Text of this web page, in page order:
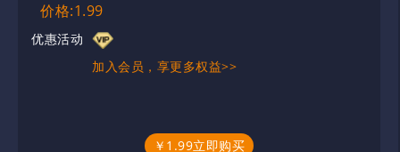
价格:1.99
优惠活动
加入会员，享更多权益>>
￥1.99立即购买